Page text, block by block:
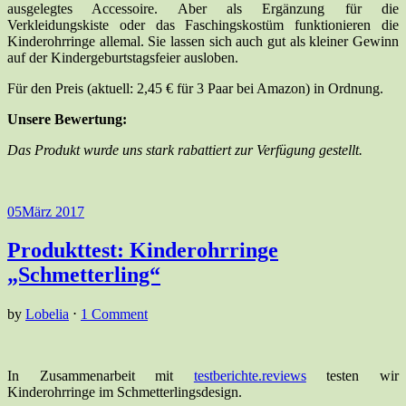
ausgelegtes Accessoire. Aber als Ergänzung für die
Verkleidungskiste oder das Faschingskostüm funktionieren die
Kinderohrringe allemal. Sie lassen sich auch gut als kleiner Gewinn
auf der Kindergeburtstagsfeier ausloben.
Für den Preis (aktuell: 2,45 € für 3 Paar bei Amazon) in Ordnung.
Unsere Bewertung:
Das Produkt wurde uns stark rabattiert zur Verfügung gestellt.
05März 2017
Produkttest: Kinderohrringe
„Schmetterling“
by Lobelia ⋅ 1 Comment
In Zusammenarbeit mit testberichte.reviewstesten wir
Kinderohrringe im Schmetterlingsdesign.